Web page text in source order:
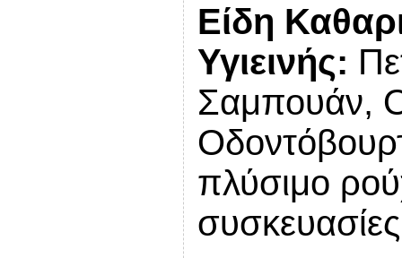
Είδη
Υγιεινής:
Σαμπουάν,
πλύσιμο